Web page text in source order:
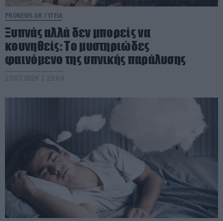
PRONEWS.GR /ΥΓΕΙΑ
Ξυπνάς αλλά δεν μπορείς να
κουνηθείς: Το μυστηριώδες
φαινόμενο της υπνικής παράλυσης
27.07.2026 | 23:04